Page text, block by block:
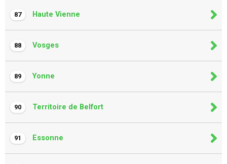
87 Haute Vienne
88 Vosges
89 Yonne
90 Territoire de Belfort
91 Essonne